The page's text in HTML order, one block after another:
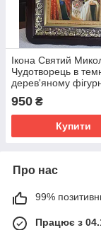
Ікона Святий
Чудотворець в
дерев'яному
кіота 39*29,сюжет
950 ₴
Купити
Про нас
99%
Працює з